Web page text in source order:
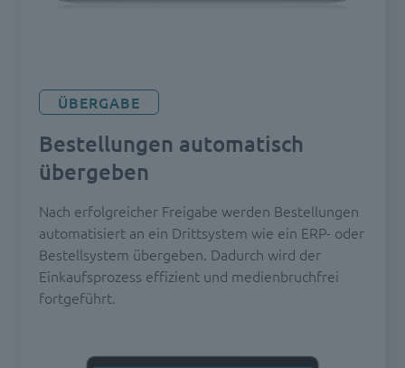
ÜBERGABE
Bestellungen automatisch
übergeben
Nach erfolgreicher Freigabe werden Bestellungen
automatisiert an ein Drittsystem wie ein ERP- oder
Bestellsystem übergeben. Dadurch wird der
Einkaufsprozess effizient und medienbruchfrei
fortgeführt.